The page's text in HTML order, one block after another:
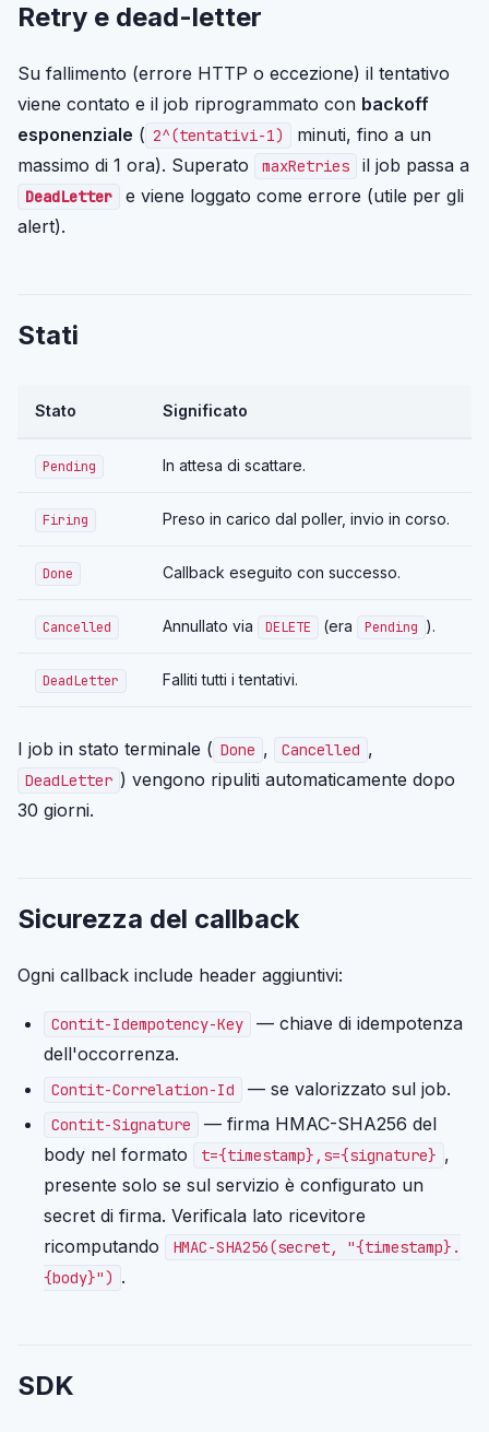
Retry e dead-letter
Su fallimento (errore HTTP o eccezione) il tentativo
viene contato e il job riprogrammato con backoff
esponenziale ( 2^(tentativi-1)
minuti, fino a un
massimo di 1 ora). Superato
maxRetries il job passa a
DeadLetter
e viene loggato come errore (utile per gli
alert).
Stati
Stato Significato
Pending In attesa di scattare.
Firing Preso in carico dal poller, invio in corso.
Done Callback eseguito con successo.
Cancelled Annullato via DELETE (era Pending ).
DeadLetter Falliti tutti i tentativi.
I job in stato terminale ( Done , Cancelled ,
DeadLetter ) vengono ripuliti automaticamente dopo
30 giorni.
Sicurezza del callback
Ogni callback include header aggiuntivi:
Contit-Idempotency-Key
— chiave di idempotenza
dell'occorrenza.
Contit-Correlation-Id — se valorizzato sul job.
Contit-Signature
— firma HMAC-SHA256 del
body nel formato
t={timestamp},s={signature} ,
presente solo se sul servizio è configurato un
secret di firma. Verificala lato ricevitore
ricomputando
HMAC-SHA256(secret, "{timestamp}.
{body}") .
SDK